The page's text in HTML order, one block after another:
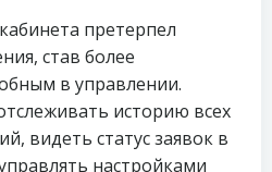
претерпел
став более
в управлении.
историю всех
видеть статус заявок в
настройками